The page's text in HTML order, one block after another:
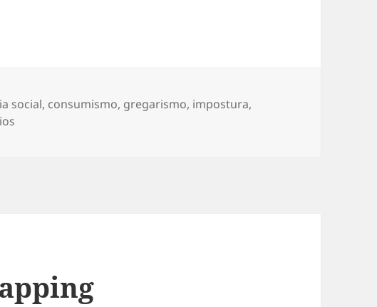
social, consumismo, gregarismo, impostura,